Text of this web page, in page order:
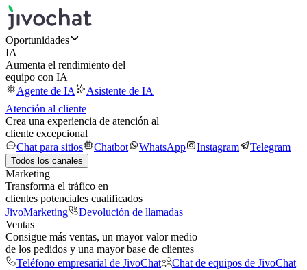
Oportunidades
IA
Aumenta el rendimiento del
equipo con IA
Agente de IA
Asistente de IA
Atención al cliente
Crea una experiencia de atención al
cliente excepcional
Chat para sitios
Chatbot WhatsApp Instagram Telegram
Todos los canales
Marketing
Transforma el tráfico en
clientes potenciales cualificados
JivoMarketing
Devolución de llamadas
Ventas
Consigue más ventas, un mayor valor medio
de los pedidos y una mayor base de clientes
Teléfono empresarial de JivoChat
Chat de equipos de JivoChat